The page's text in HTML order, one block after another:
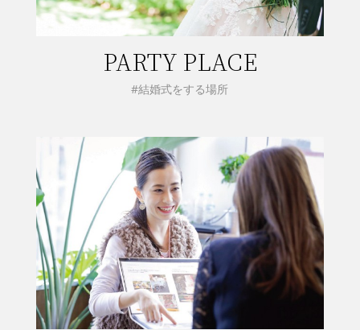
PARTY PLACE
#結婚式をする場所